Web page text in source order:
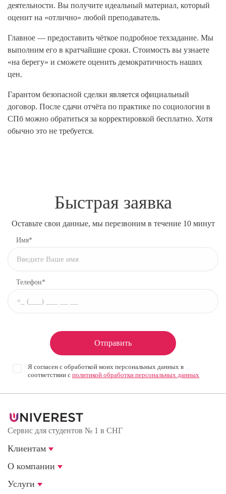
деятельности. Вы получите идеальный материал, который
оценит на «отлично» любой преподаватель.
Главное — предоставить чёткое подробное техзадание. Мы
выполним его в кратчайшие сроки. Стоимость вы узнаете
«на берегу» и сможете оценить демократичность наших
цен.
Гарантом безопасной сделки является официальный
договор. После сдачи отчёта по практике по социологии в
СПб можно обратиться за корректировкой бесплатно. Хотя
обычно это не требуется.
Быстрая заявка
Оставьте свои данные, мы перезвоним в течение 10 минут
Имя*
Телефон*
Отправить
Я согласен с обработкой моих персональных данных в
соответствии с политикой обработки персональных данных
Сервис для студентов № 1 в СНГ
Клиентам
О компании
Услуги